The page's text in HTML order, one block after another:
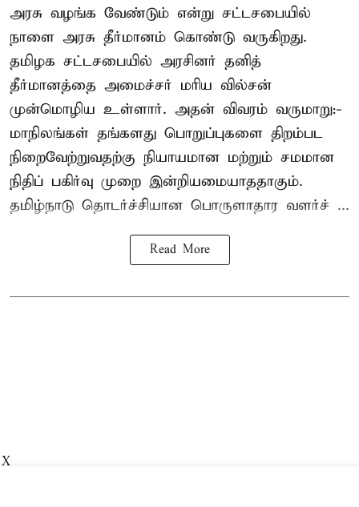
அரசு வழங்க வேண்டும் என்று சட்டசபையில்
நாளை அரசு தீர்மானம் கொண்டு வருகிறது.
தமிழக சட்டசபையில் அரசினர் தனித்
தீர்மானத்தை அமைச்சர் மரிய வில்சன்
முன்மொழிய உள்ளார். அதன் விவரம் வருமாறு:-
மாநிலங்கள் தங்களது பொறுப்புகளை திறம்பட
நிறைவேற்றுவதற்கு நியாயமான மற்றும் சமமான
நிதிப் பகிர்வு முறை இன்றியமையாததாகும்.
தமிழ்நாடு தொடர்ச்சியான பொருளாதார வளர்ச் ...
Read More
X